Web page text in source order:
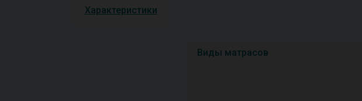
Характеристики
Виды матрасов